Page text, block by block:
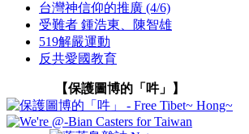
台灣神信仰的推廣 (4/6)
受難者 鍾浩東、陳智雄
519解嚴運動
反共愛國教育
【保護圖博的「吽」】